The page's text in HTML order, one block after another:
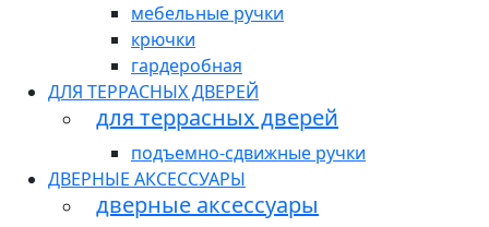
мебельные ручки
крючки
гардеробная
ДЛЯ ТЕРРАСНЫХ ДВЕРЕЙ
для террасных дверей
подъемно-сдвижные ручки
ДВЕРНЫЕ АКСЕССУАРЫ
дверные аксессуары